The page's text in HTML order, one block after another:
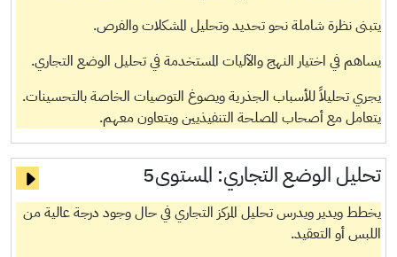
يتبنى نظرة شاملة نحو تحديد وتحليل المشكلات والفرص.
يساهم في اختيار النهج والآليات المستخدمة في تحليل الوضع التجاري.
يجري تحليلاً للأسباب الجذرية ويصوغ التوصيات الخاصة بالتحسينات.
يتعامل مع أصحاب المصلحة التنفيذيين ويتعاون معهم.
تحليل الوضع التجاري: المستوى5
يخطط ويدير ويدرس تحليل المركز التجاري في حال وجود درجة عالية من
اللبس أو التعقيد.